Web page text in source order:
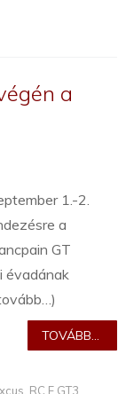
a
1.-2.
a
GT
évadának
TOVÁBB...
RC F GT3